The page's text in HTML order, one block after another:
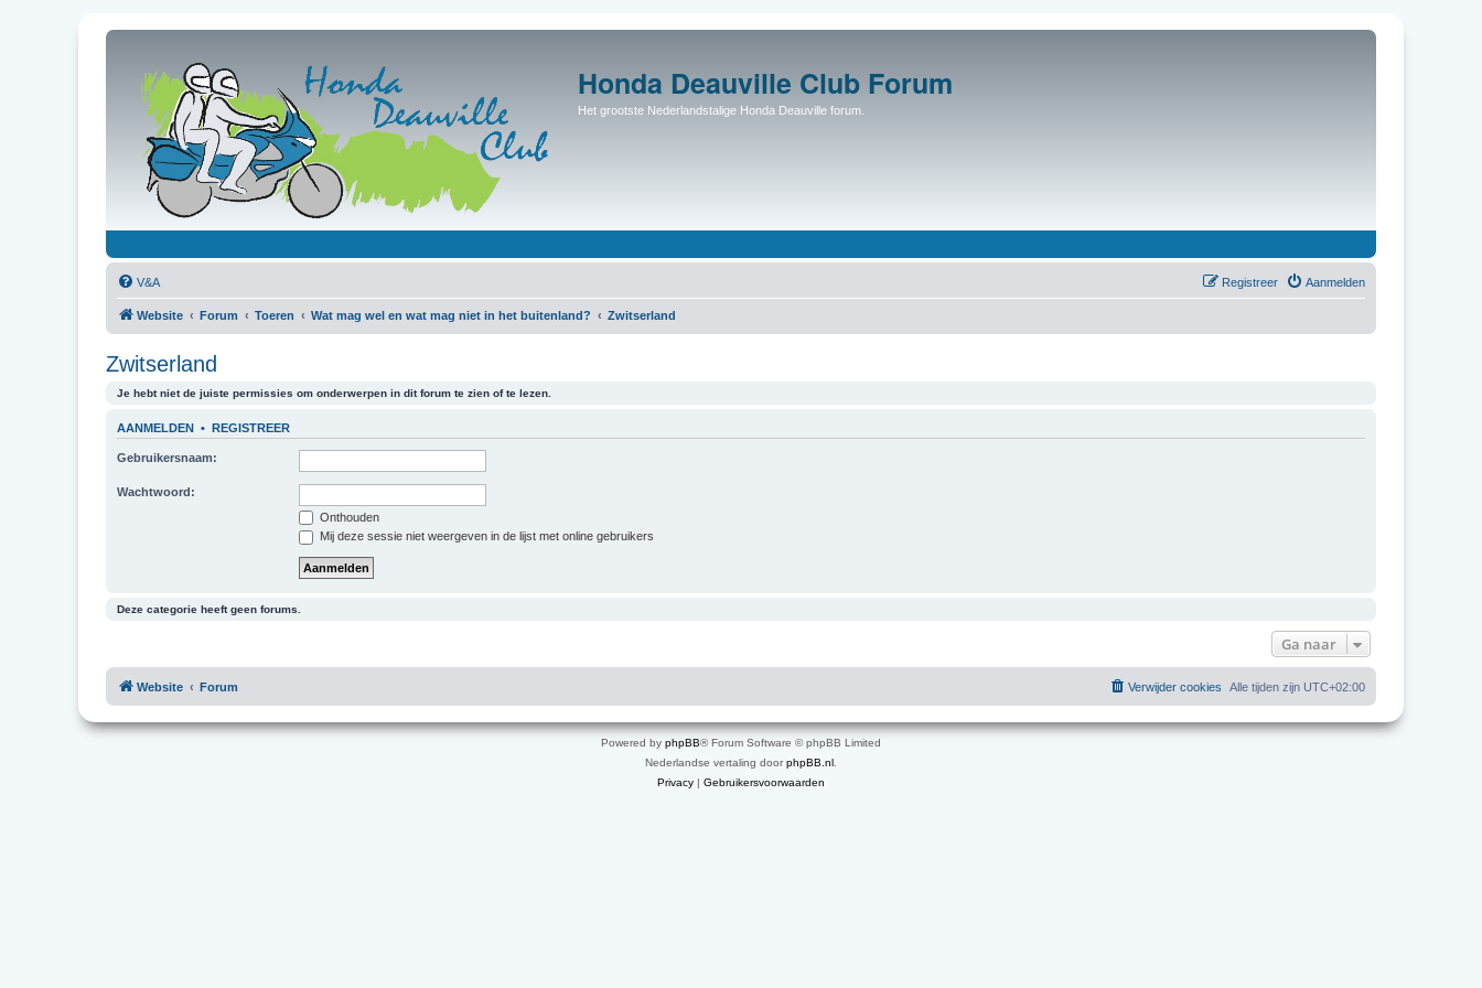
Honda Deauville Club Forum
Het grootste Nederlandstalige Honda Deauville forum.
V&A Aanmelden
Registreer
Website Forum Toeren Wat mag wel en wat mag niet in het buitenland? Zwitserland
Zwitserland
Je hebt niet de juiste permissies om onderwerpen in dit forum te zien of te lezen.
AANMELDEN • REGISTREER
Gebruikersnaam:
Wachtwoord:
Onthouden
Mij deze sessie niet weergeven in de lijst met online gebruikers
Deze categorie heeft geen forums.
Ga naar
Website Forum Alle tijden zijn UTC+02:00
Verwijder cookies
Powered by phpBB® Forum Software © phpBB Limited
Nederlandse vertaling doorphpBB.nl
Privacy | Gebruikersvoorwaarden